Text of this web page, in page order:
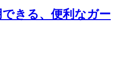
きる、便利なガー